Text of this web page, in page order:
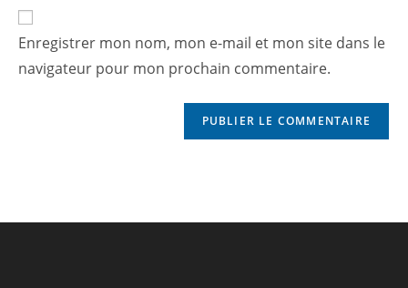
Enregistrer mon nom, mon e-mail et mon site dans le
navigateur pour mon prochain commentaire.